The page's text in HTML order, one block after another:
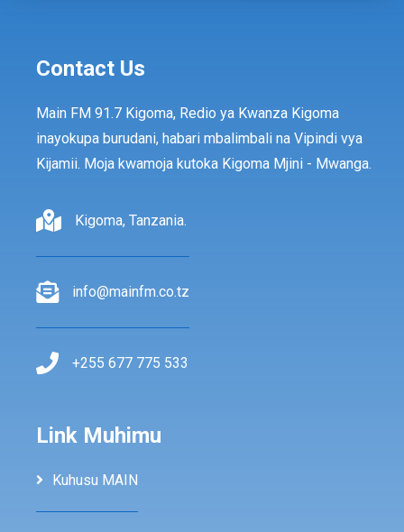
Contact Us
Main FM 91.7 Kigoma, Redio ya Kwanza Kigoma
inayokupa burudani, habari mbalimbali na Vipindi vya
Kijamii. Moja kwamoja kutoka Kigoma Mjini - Mwanga.
Kigoma, Tanzania.
info@mainfm.co.tz
+255 677 775 533
Link Muhimu
Kuhusu MAIN